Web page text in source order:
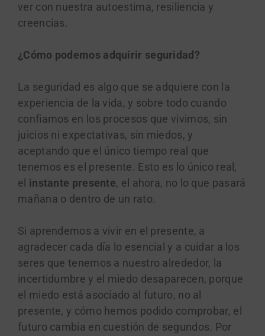
ver con nuestra autoestima, resiliencia y
creencias.
¿Cómo podemos adquirir seguridad?
La seguridad es algo que se adquiere con la
experiencia de la vida, y sobre todo cuando
confiamos en los procesos que vivimos, sin
juicios ni expectativas, sin miedos, y
aceptando que el único tiempo real que
tenemos es el presente. Esto es lo único real,
el instante presente, el ahora, no lo que pasará
mañana o dentro de un rato.
Si aprendemos a vivir en el presente, a
agradecer cada día lo esencial y a cuidar a los
seres que tenemos a nuestro alrededor, la
incertidumbre y el miedo desaparecen, porque
el miedo está asociado al futuro, no al
presente, y cómo hemos podido comprobar, el
futuro cambia en cuestión de segundos. Por